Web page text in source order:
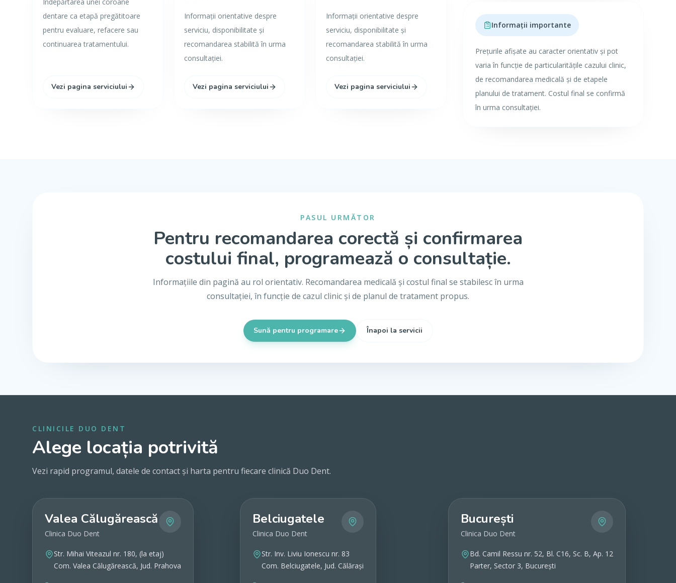
dentare ca etapă pregătitoare
pentru evaluare, refacere sau
continuarea tratamentului.
Vezi pagina serviciului
Informații orientative despre
serviciu, disponibilitate și
recomandarea stabilită în urma
consultației.
Vezi pagina serviciului
Informații orientative despre
serviciu, disponibilitate și
recomandarea stabilită în urma
consultației.
Vezi pagina serviciului
Informații importante
Prețurile afișate au caracter orientativ și pot
varia în funcție de particularitățile cazului clinic,
de recomandarea medicală și de etapele
planului de tratament. Costul final se confirmă
în urma consultației.
PASUL URMĂTOR
Pentru recomandarea corectă și confirmarea
costului final, programează o consultație.
Informațiile din pagină au rol orientativ. Recomandarea medicală și costul final se stabilesc în urma
consultației, în funcție de cazul clinic și de planul de tratament propus.
Sună pentru programare Înapoi la servicii
CLINICILE DUO DENT
Alege locația potrivită
Vezi rapid programul, datele de contact și harta pentru fiecare clinică Duo Dent.
Valea Călugărească
Clinica Duo Dent
Str. Mihai Viteazul nr. 180, (la etaj)
Com. Valea Călugărească, Jud. Prahova
Belciugatele
Clinica Duo Dent
Str. Inv. Liviu Ionescu nr. 83
Com. Belciugatele, Jud. Călărași
București
Clinica Duo Dent
Bd. Camil Ressu nr. 52, Bl. C16, Sc. B, Ap. 12
Parter, Sector 3, București